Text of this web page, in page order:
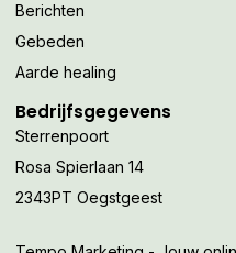
Berichten
Gebeden
Aarde healing
Bedrijfsgegevens
Sterrenpoort
Rosa Spierlaan 14
2343PT Oegstgeest